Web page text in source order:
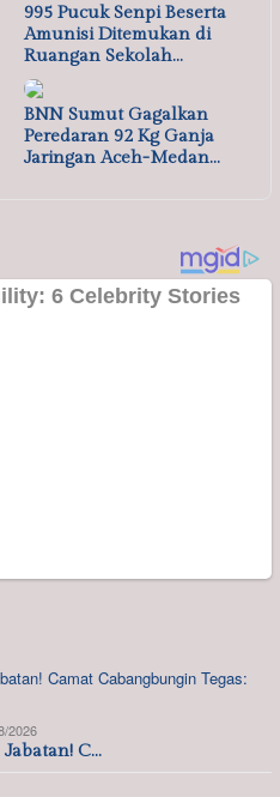
995 Pucuk Senpi Beserta
Amunisi Ditemukan di
Ruangan Sekolah…
BNN Sumut Gagalkan
Peredaran 92 Kg Ganja
Jaringan Aceh-Medan…
2026
C…